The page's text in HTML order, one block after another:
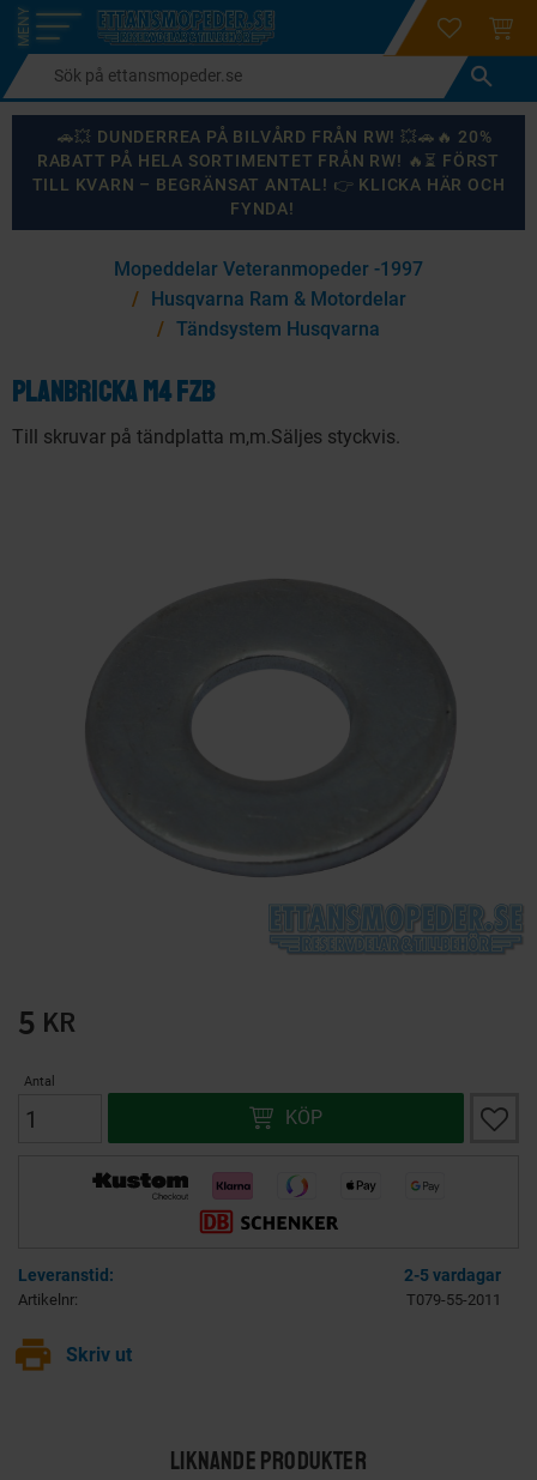
Meny
login
🚗💥 DUNDERREA PÅ BILVÅRD FRÅN RW! 💥🚗🔥 20%
RABATT PÅ HELA SORTIMENTET FRÅN RW! 🔥⏳ FÖRST
TILL KVARN – BEGRÄNSAT ANTAL! 👉 KLICKA HÄR OCH
FYNDA!
KANSKE NÅGON AV DESSA PRODUKTER KAN INTRESSERA
DIG?
Montage/Arbetshandsk
e Hanvo PE304 1 par
Solglasögon 5 pack
solnr50-2
87%
KÖP
Mopeddelar Veteranmopeder -1997
Husqvarna Ram & Motordelar
Tändsystem Husqvarna
Planbricka M4 FZB
Till skruvar på tändplatta m,m.Säljes styckvis.
5 KR
Antal
KÖP Lägg
2-5 vardagar
Artikelnr T079-55-2011
print Skriv ut
LIKNANDE PRODUKTER